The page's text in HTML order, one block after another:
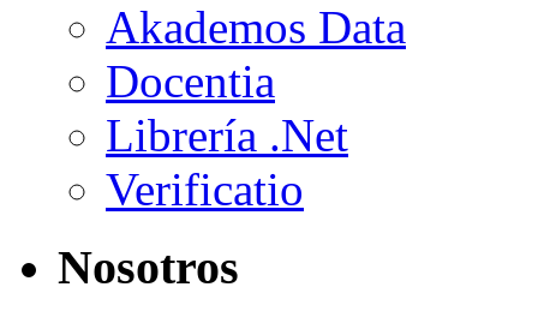
Akademos Data
Docentia
Librería .Net
Verificatio
Nosotros